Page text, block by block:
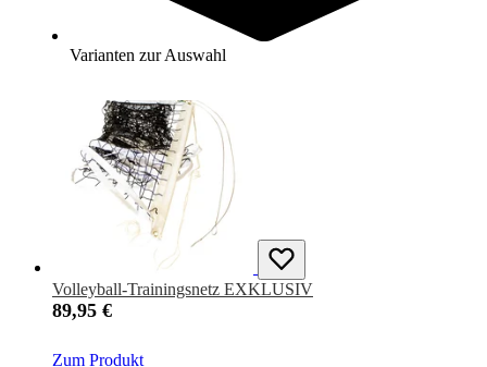
Varianten zur Auswahl
Zum Produkt
Sofort lieferbar
Volleyball-Trainingsnetz EXKLUSIV
89,95 €
Zum Produkt